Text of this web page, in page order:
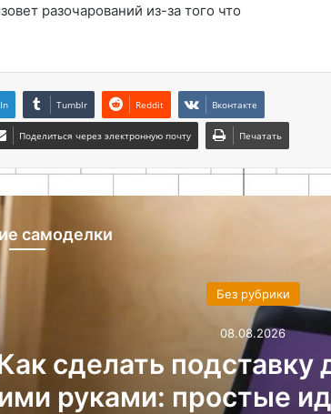
разочарований из-за того что
Tumblr Reddit Вконтакте
Поделиться через электронную почту Печатать
самоделки
для телефона
идеи и инструкции